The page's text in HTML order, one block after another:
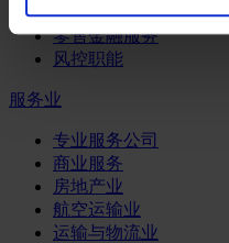
金融科技
零售金融服务
风控职能
服务业
专业服务公司
商业服务
房地产业
航空运输业
运输与物流业